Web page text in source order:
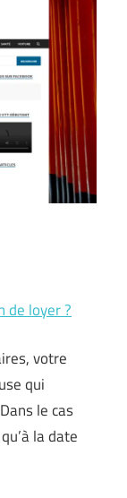
de loyer ?
votre
qui
le cas
la date